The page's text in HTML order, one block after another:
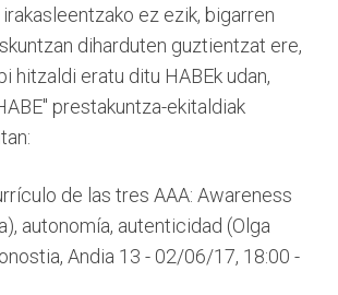
ez ezik, bigarren
diharduten guztientzat ere,
hitzaldi eratu ditu HABEk udan,
prestakuntza-ekitaldiak
de las tres AAA: Awareness
autonomía, autenticidad (Olga
Andia 13 - 02/06/17, 18:00 -